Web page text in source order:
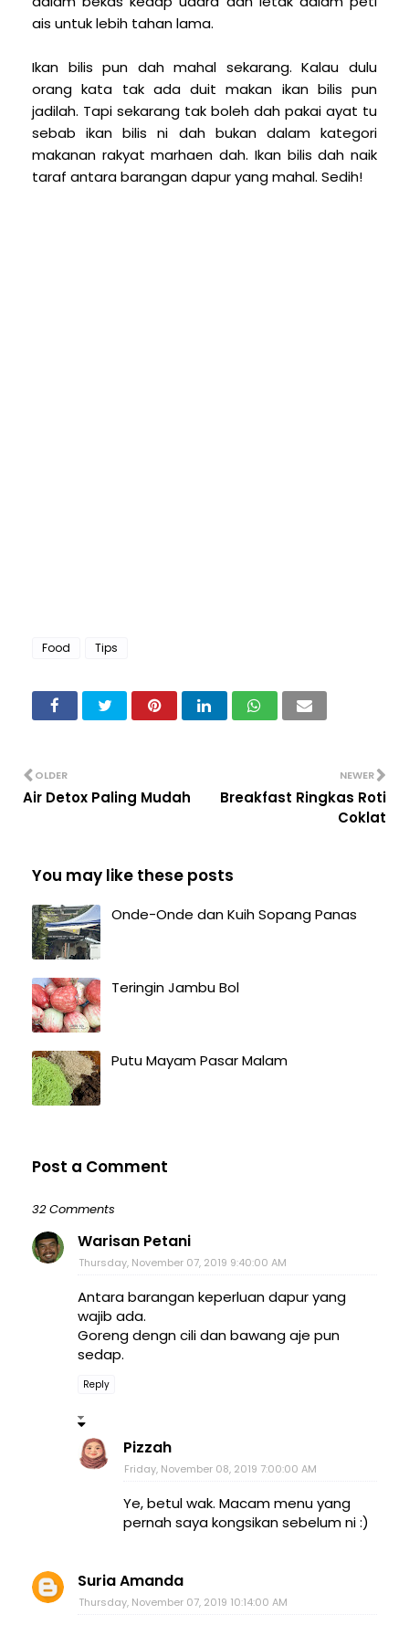
ais untuk lebih tahan lama.
Ikan bilis pun dah mahal sekarang. Kalau dulu
orang kata tak ada duit makan ikan bilis pun
jadilah. Tapi sekarang tak boleh dah pakai ayat tu
sebab ikan bilis ni dah bukan dalam kategori
makanan rakyat marhaen dah. Ikan bilis dah naik
taraf antara barangan dapur yang mahal. Sedih!
Food Tips
NEWER
Breakfast Ringkas Roti
Coklat
OLDER
Air Detox Paling Mudah
You may like these posts
Onde-Onde dan Kuih Sopang Panas
Teringin Jambu Bol
Putu Mayam Pasar Malam
Post a Comment
32 Comments
Warisan Petani
Thursday, November 07, 2019 9:40:00 AM
Antara barangan keperluan dapur yang
wajib ada.
Goreng dengn cili dan bawang aje pun
sedap.
Reply
Pizzah
Friday, November 08, 2019 7:00:00 AM
Ye, betul wak. Macam menu yang
pernah saya kongsikan sebelum ni :)
Suria Amanda
Thursday, November 07, 2019 10:14:00 AM